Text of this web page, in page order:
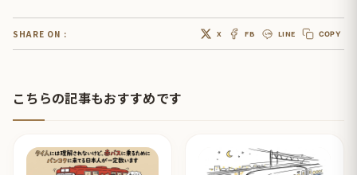
SHARE ON : X FB LINE COPY
こちらの記事もおすすめです